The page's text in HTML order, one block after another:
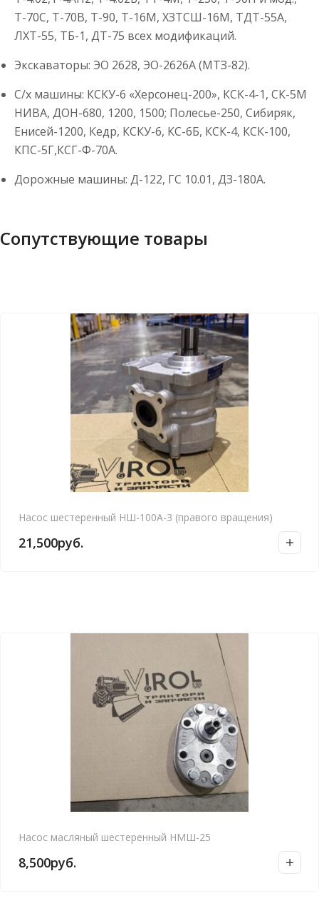
Т-70С, Т-70В, Т-90, Т-16М, ХЗТСШ-16М, ТДТ-55А,
ЛХТ-55, ТБ-1, ДТ-75 всех модификаций.
Экскаваторы: ЭО 2628, ЭО-2626А (МТЗ-82).
С/х машины: КСКУ-6 «Херсонец-200», КСК-4-1, СК-5М
НИВА, ДОН-680, 1200, 1500; Полесье-250, Сибиряк,
Енисей-1200, Кедр, КСКУ-6, КС-6Б, КСК-4, КСК-100,
КПС-5Г,КСГ-Ф-70А.
Дорожные машины: Д-122, ГС 10.01, ДЗ-180А.
Сопутствующие товары
Насос шестеренный НШ-100А-3 (правого вращения)
21,500руб.
Насос масляный шестеренный НМШ-25
8,500руб.